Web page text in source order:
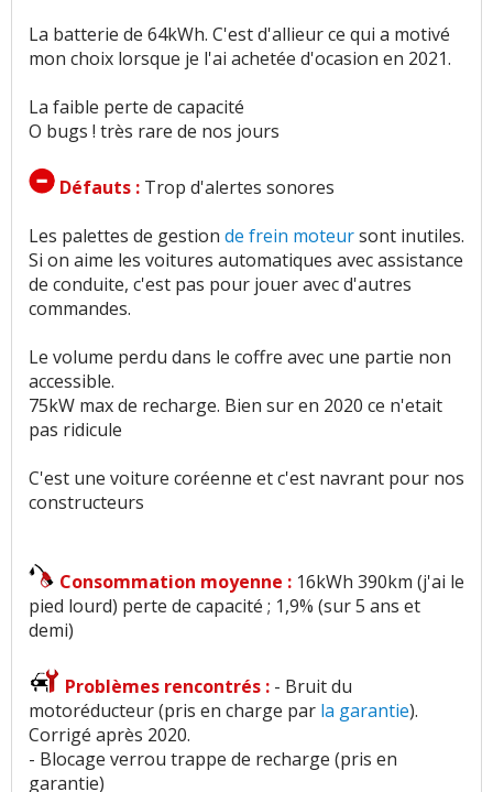
La batterie de 64kWh. C'est d'allieur ce qui a motivé
mon choix lorsque je l'ai achetée d'ocasion en 2021.
La faible perte de capacité
O bugs ! très rare de nos jours
Défauts : Trop d'alertes sonores
Les palettes de gestion de frein moteursont inutiles.
Si on aime les voitures automatiques avec assistance
de conduite, c'est pas pour jouer avec d'autres
commandes.
Le volume perdu dans le coffre avec une partie non
accessible.
75kW max de recharge. Bien sur en 2020 ce n'etait
pas ridicule
C'est une voiture coréenne et c'est navrant pour nos
constructeurs
Consommation moyenne : 16kWh 390km (j'ai le
pied lourd) perte de capacité ; 1,9% (sur 5 ans et
demi)
Problèmes rencontrés : - Bruit du
motoréducteur (pris en charge par la garantie).
Corrigé après 2020.
- Blocage verrou trappe de recharge (pris en
garantie)